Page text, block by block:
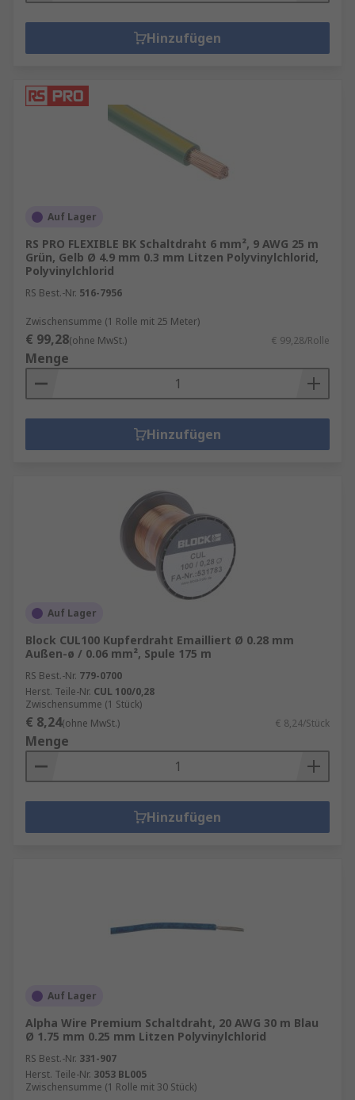
Hinzufügen
Auf Lager
RS PRO FLEXIBLE BK Schaltdraht 6 mm², 9 AWG 25 m
Grün, Gelb Ø 4.9 mm 0.3 mm Litzen Polyvinylchlorid,
Polyvinylchlorid
RS Best.-Nr. 516-7956
Zwischensumme (1 Rolle mit 25 Meter)
€ 99,28(ohne MwSt.) € 99,28/Rolle
Menge
Hinzufügen
Auf Lager
Block CUL100 Kupferdraht Emailliert Ø 0.28 mm
Außen-ø / 0.06 mm², Spule 175 m
RS Best.-Nr. 779-0700
Herst. Teile-Nr. CUL 100/0,28
Zwischensumme (1 Stück)
€ 8,24(ohne MwSt.) € 8,24/Stück
Menge
Hinzufügen
Auf Lager
Alpha Wire Premium Schaltdraht, 20 AWG 30 m Blau
Ø 1.75 mm 0.25 mm Litzen Polyvinylchlorid
RS Best.-Nr. 331-907
Herst. Teile-Nr. 3053 BL005
Zwischensumme (1 Rolle mit 30 Stück)